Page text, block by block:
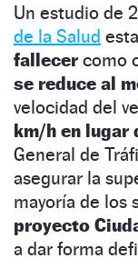
Un estudio de
de la Salud
fallecercomo
se reduce al
velocidad del
km/h en lugar
General de
asegurar la
mayoría de los
proyecto
a dar forma